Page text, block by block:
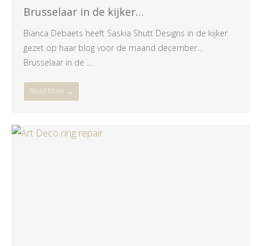
Brusselaar in de kijker…
Bianca Debaets heeft Saskia Shutt Designs in de kijker
gezet op haar blog voor de maand december…
Brusselaar in de ...
Read More →